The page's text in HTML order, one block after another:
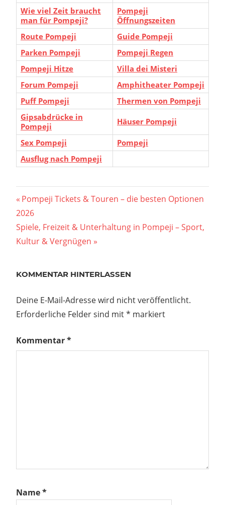
Wie viel Zeit braucht
man für Pompeji?
Pompeji
Öffnungszeiten
Route Pompeji
Guide Pompeji
Parken Pompeji
Pompeji Regen
Pompeji Hitze
Villa dei Misteri
Forum Pompeji
Amphitheater Pompeji
Puff Pompeji
Thermen von Pompeji
Gipsabdrücke in
Pompeji
Häuser Pompeji
Sex Pompeji
Pompeji
Ausflug nach Pompeji
Beitragsnavigation
Vorheriger
Beitrag:
Pompeji Tickets & Touren – die besten Optionen
2026
Nächster
Beitrag:
Spiele, Freizeit & Unterhaltung in Pompeji – Sport,
Kultur & Vergnügen
KOMMENTAR HINTERLASSEN
Deine E-Mail-Adresse wird nicht veröffentlicht.
Erforderliche Felder sind mit* markiert
Kommentar*
Name*